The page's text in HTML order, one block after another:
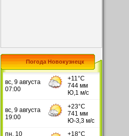
Погода Новокузнецк